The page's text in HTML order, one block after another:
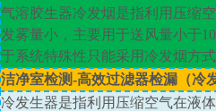
气溶胶生器冷发烟是指利用压缩
发雾量小，主要用于送风量小于
于系统特殊性只能采用冷发烟方
洁净室检测-高效过滤器检漏（冷
冷发生器是指利用压缩空气在液